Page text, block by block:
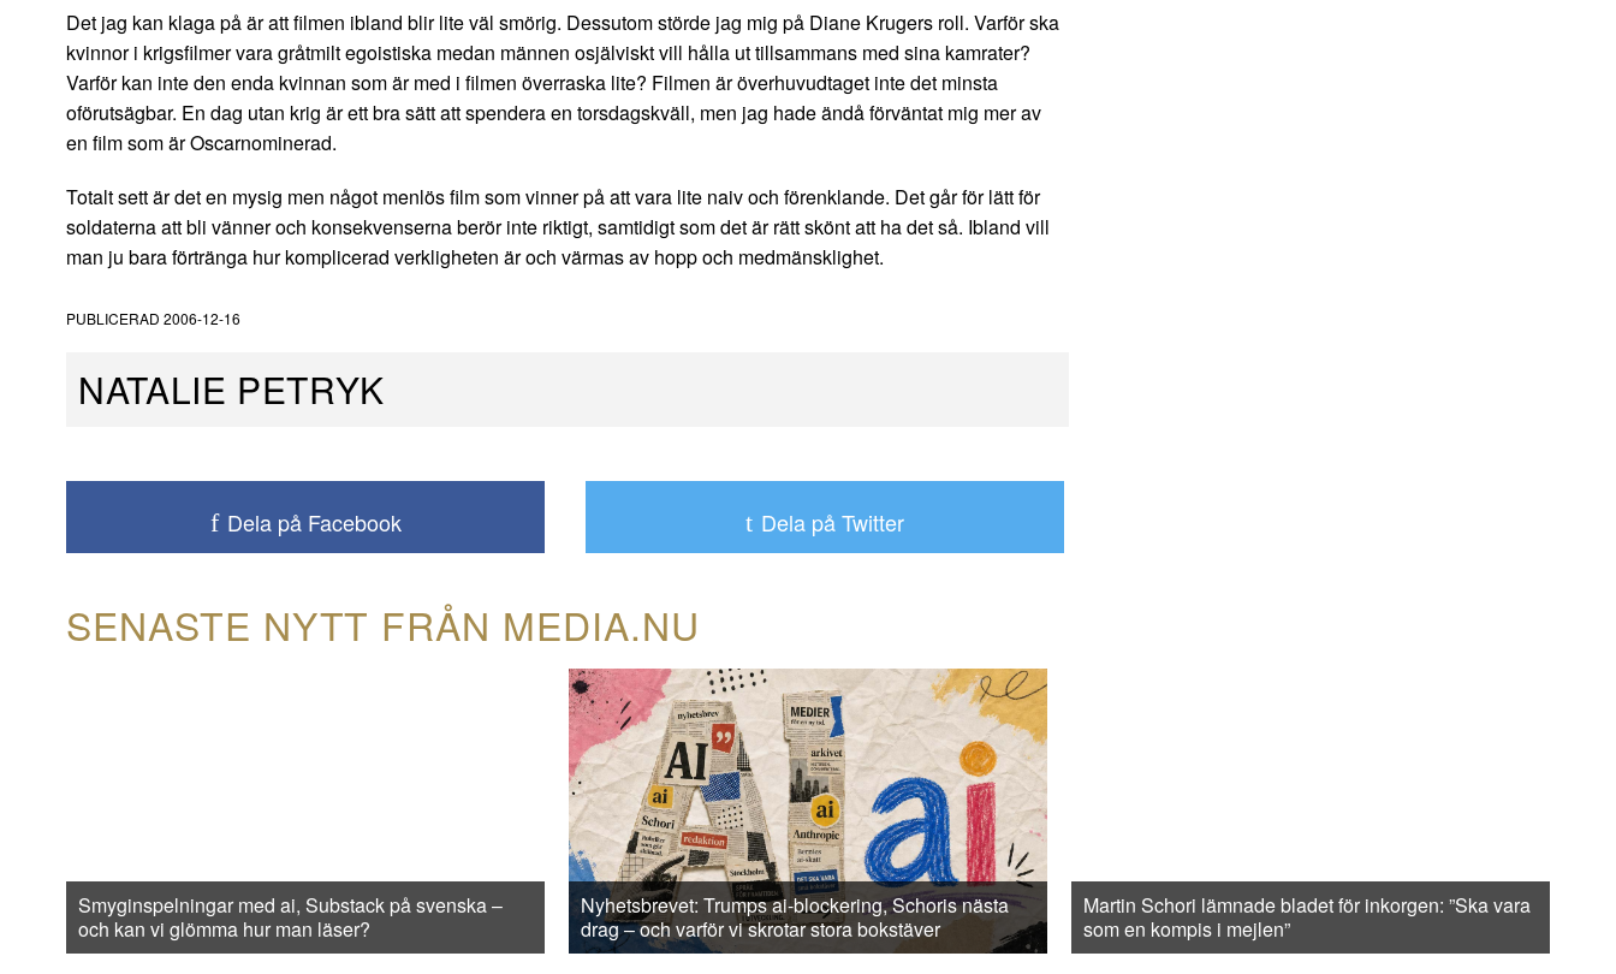
Det jag kan klaga på är att filmen ibland blir lite väl smörig. Dessutom störde jag mig på Diane Krugers roll. Varför ska
kvinnor i krigsfilmer vara gråtmilt egoistiska medan männen osjälviskt vill hålla ut tillsammans med sina kamrater?
Varför kan inte den enda kvinnan som är med i filmen överraska lite? Filmen är överhuvudtaget inte det minsta
oförutsägbar. En dag utan krig är ett bra sätt att spendera en torsdagskväll, men jag hade ändå förväntat mig mer av
en film som är Oscarnominerad.
Totalt sett är det en mysig men något menlös film som vinner på att vara lite naiv och förenklande. Det går för lätt för
soldaterna att bli vänner och konsekvenserna berör inte riktigt, samtidigt som det är rätt skönt att ha det så. Ibland vill
man ju bara förtränga hur komplicerad verkligheten är och värmas av hopp och medmänsklighet.
PUBLICERAD 2006-12-16
NATALIE PETRYK
Dela på Facebook Dela på Twitter
SENASTE NYTT FRÅN MEDIA.NU
Smyginspelningar med ai, Substack på svenska –
och kan vi glömma hur man läser?
Nyhetsbrevet: Trumps ai-blockering, Schoris nästa
drag – och varför vi skrotar stora bokstäver
Martin Schori lämnade bladet för inkorgen: ”Ska vara
som en kompis i mejlen”